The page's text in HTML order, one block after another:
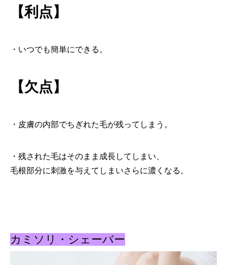
【利点】
・いつでも簡単にできる。
【欠点】
・皮膚の内部でちぎれた毛が残ってしまう。
・残された毛はそのまま成長してしまい、
毛根部分に刺激を与えてしまいさらに濃くなる。
カミソリ・シェーバー